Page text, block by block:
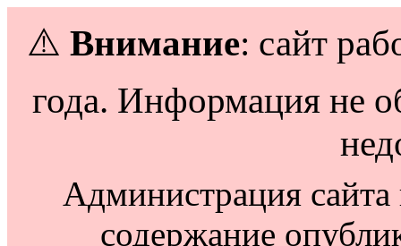
⚠️ Внимание: сайт
года. Информация не
Администрация сайта
содержание